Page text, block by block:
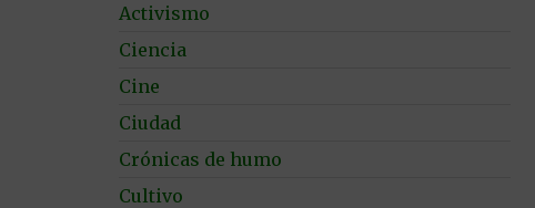
Activismo
Ciencia
Cine
Ciudad
Crónicas de humo
Cultivo